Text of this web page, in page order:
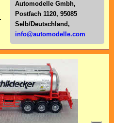
Automodelle Gmbh,
Postfach 1120, 95085
Selb/Deutschl and,
info@automodelle.com